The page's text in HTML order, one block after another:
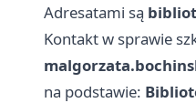
Adresatami są
Kontakt w sprawie
na podstawie: